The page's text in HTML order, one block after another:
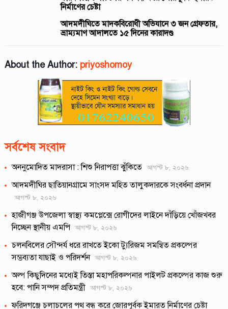
নির্মাণের চেষ্টা
আদমদীঘিতে মাদকবিরোধী অভিযানে ৩ জন গ্রেফতার,
ভ্রাম্যমাণ আদালতে ১৫ দিনের কারাদণ্ড
About the Author: priyoshomoy
সর্বশেষ সংবাদ
অননুমোদিত মাদরাসা : শিশু নিরাপত্তা ঝুঁকিতে আগস্ট ৮, ২০২৬
আদমদীঘির ছাতিয়ানগ্রামে সাংসদ মহিত তালুকদারকে সংবর্ধনা প্রদান
আগস্ট ৮, ২০২৬
হাজীগঞ্জ উপজেলা স্বাস্থ্য কমপ্লেক্সে রোগীদের লাইনে দাঁড়িয়ে খোঁজখবর
নিচ্ছেন স্থানীয় এমপি আগস্ট ৮, ২০২৬
চলনবিলের সৌন্দর্য ধরে রাখতে ইকো ট্যুরিজম সমন্বিত প্রকল্পের
সম্ভব্যতা যাছাই ও পরিদর্শন আগস্ট ৮, ২০২৬
অল্প কিছুদিনের মধ্যেই তিস্তা মহাপরিকল্পনার পাইলট প্রকল্পের কাজ শুরু
হবে: পানি সম্পদ প্রতিমন্ত্রী আগস্ট ৮, ২০২৬
ফরিদগঞ্জে চলাচলের পথ বন্ধ করে জোরপূর্বক ইমারত নির্মাণের চেষ্টা